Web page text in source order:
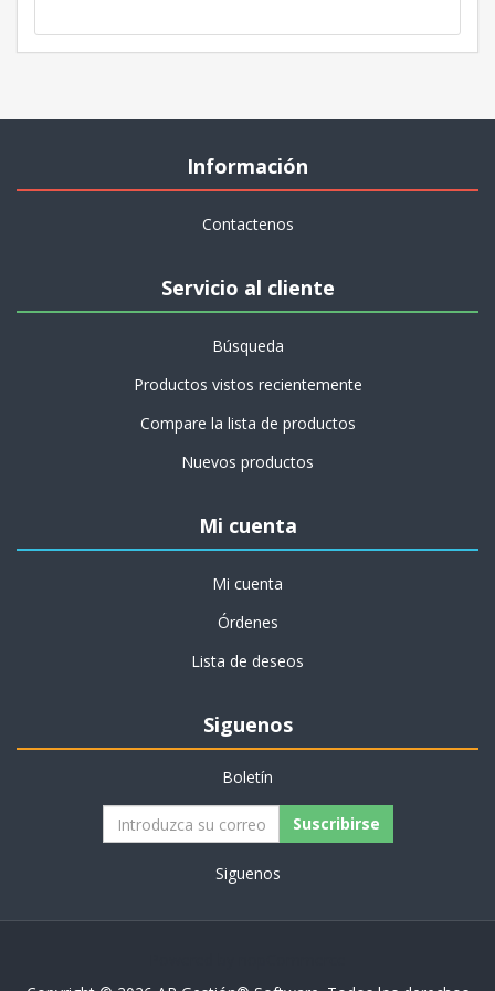
Información
Contactenos
Servicio al cliente
Búsqueda
Productos vistos recientemente
Compare la lista de productos
Nuevos productos
Mi cuenta
Mi cuenta
Órdenes
Lista de deseos
Siguenos
Boletín
Siguenos